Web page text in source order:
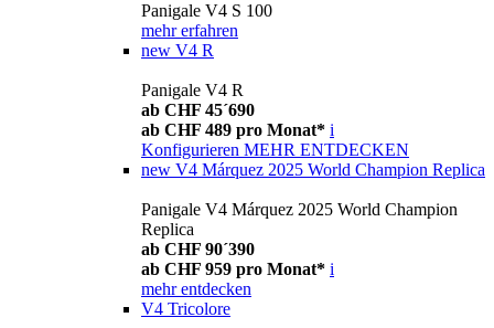
Panigale V4 S 100
mehr erfahren
new V4 R
Panigale V4 R
ab CHF 45´690
ab CHF 489 pro Monat* i
Konfigurieren MEHR ENTDECKEN
new V4 Márquez 2025 World Champion Replica
Panigale V4 Márquez 2025 World Champion
Replica
ab CHF 90´390
ab CHF 959 pro Monat* i
mehr entdecken
V4 Tricolore